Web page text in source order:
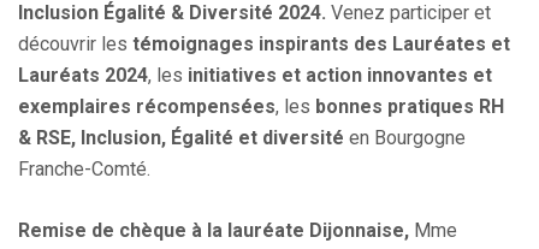
Inclusion Égalité & Diversité 2024. Venez participer et
découvrir les témoignages inspirants des Lauréates et
Lauréats 2024, les initiatives et action innovantes et
exemplaires récompensées, les bonnes pratiques RH
& RSE, Inclusion, Égalité et diversité en Bourgogne
Franche-Comté.
Remise de chèque à la lauréate Dijonnaise, Mme